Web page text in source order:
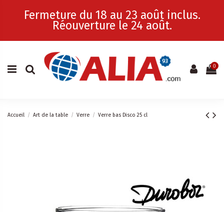
Fermeture du 18 au 23 août inclus.
Réouverture le 24 août.
0
Accueil Art de la table Verre Verre bas Disco 25 cl